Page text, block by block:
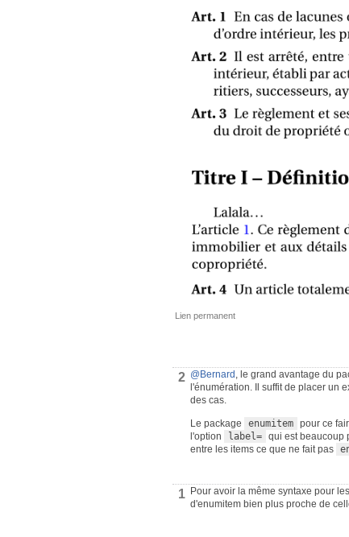
Lien permanent
2 @Bernard , le grand avantage du
l'énumération. Il suffit de placer un
des cas.
Le package enumitem pour ce
l'option
label= qui est beaucoup
entre les items ce que ne fait pas
1 Pour avoir la même syntaxe pour
d'enumitem bien plus proche de